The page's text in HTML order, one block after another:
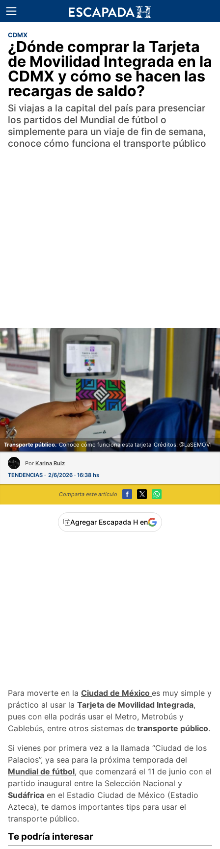
CDMX
¿Dónde comprar la Tarjeta
de Movilidad Integrada en la
CDMX y cómo se hacen las
recargas de saldo?
Si viajas a la capital del país para presenciar
los partidos del Mundial de fútbol o
simplemente para un viaje de fin de semana,
conoce cómo funciona el transporte público
Transporte público. Conoce cómo funciona esta tarjeta Créditos: @LaSEMOVI
Por Karina Ruiz
TENDENCIAS
2/6/2026 · 16:38 hs
Comparta este artículo
Agregar Escapada H en
Para moverte en la Ciudad de México es muy simple y
práctico al usar la Tarjeta de Movilidad Integrada,
pues con ella podrás usar el Metro, Metrobús y
Cablebús, entre otros sistemas de transporte público.
Si vienes por primera vez a la llamada “Ciudad de los
Palacios”, ya sea para la próxima temporada del
Mundial de fútbol, que comenzará el 11 de junio con el
partido inaugural entre la Selección Nacional y
Sudáfrica en el Estadio Ciudad de México (Estadio
Azteca), te damos importantes tips para usar el
transporte público.
Te podría interesar